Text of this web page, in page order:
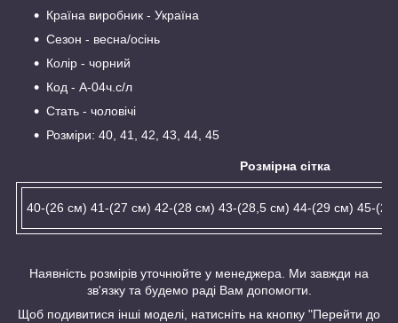
Країна виробник - Україна
Сезон - весна/осінь
Колір - чорний
Код - А-04ч.с/л
Стать - чоловічі
Розміри: 40, 41, 42, 43, 44, 45
Розмірна сітка
40-(26 см) 41-(27 см) 42-(28 см) 43-(28,5 см) 44-(29 см) 45-
Наявність розмірів уточнюйте у менеджера. Ми завжди на
зв'язку та будемо раді Вам допомогти.
Щоб подивитися інші моделі, натисніть на кнопку "Перейти до